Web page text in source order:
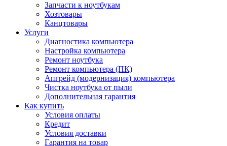
Запчасти к ноутбукам
Хозтовары
Канцтовары
Услуги
Диагностика компьютера
Настройка компьютера
Ремонт ноутбука
Ремонт компьютера (ПК)
Апгрейд (модернизация) компьютера
Чистка ноутбука от пыли
Дополнительная гарантия
Как купить
Условия оплаты
Кредит
Условия доставки
Гарантия на товар